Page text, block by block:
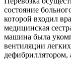
состояние
которой входил
медицинская
машина была
вентиляции